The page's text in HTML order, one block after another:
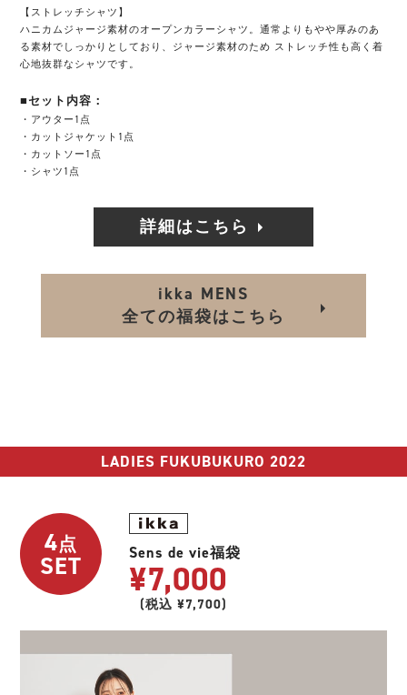
【ストレッチシャツ】
ハニカムジャージ素材のオープンカラーシャツ。通常よりもやや厚みのあ
る素材でしっかりとしており、ジャージ素材のため ストレッチ性も高く着
心地抜群なシャツです。
■セット内容：
・アウター1点
・カットジャケット1点
・カットソー1点
・シャツ1点
詳細はこちら
ikka MENS
全ての福袋はこちら
LADIES FUKUBUKURO 2022
4点
SET Sens de vie福袋
¥7,000
(税込 ¥7,700)